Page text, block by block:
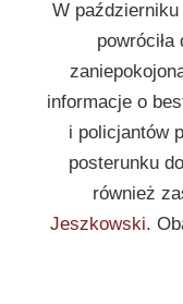
W
informacje o
i policjantów
posterunku
również
Jeszkowski.